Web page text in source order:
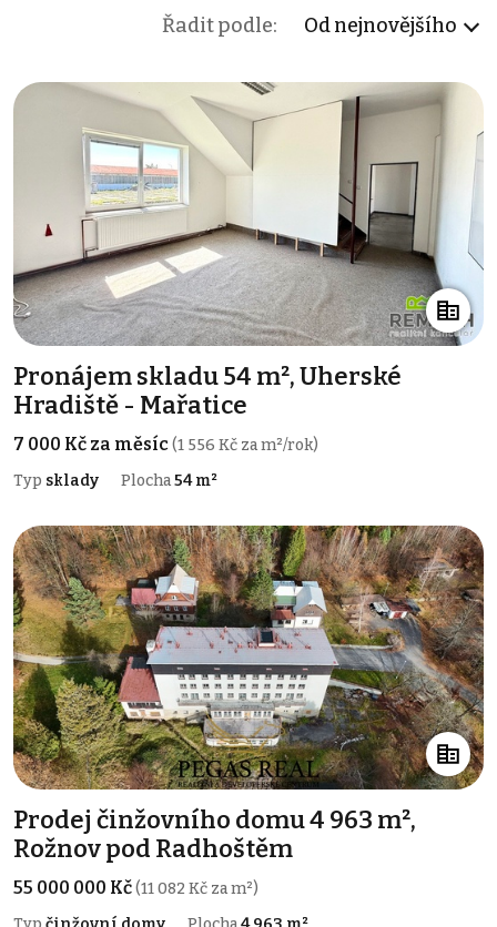
Řadit podle: Od nejnovějšího
Pronájem skladu 54 m², Uherské
Hradiště - Mařatice
7 000 Kč za měsíc(1 556 Kč za m²/rok)
Typ sklady Plocha54 m²
Prodej činžovního domu 4 963 m²,
Rožnov pod Radhoštěm
55 000 000 Kč(11 082 Kč za m²)